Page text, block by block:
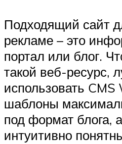
Подходящий сайт
рекламе – это
портал или блог.
такой веб-ресурс,
использовать
шаблоны
под формат блога,
интуитивно